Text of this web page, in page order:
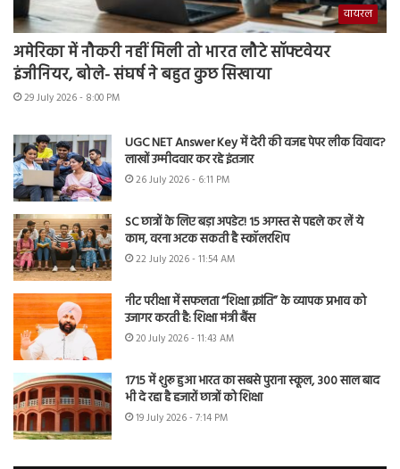
वायरल
अमेरिका में नौकरी नहीं मिली तो भारत लौटे सॉफ्टवेयर
इंजीनियर, बोले- संघर्ष ने बहुत कुछ सिखाया
29 July 2026 - 8:00 PM
UGC NET Answer Key में देरी की वजह पेपर लीक विवाद?
लाखों उम्मीदवार कर रहे इंतजार
26 July 2026 - 6:11 PM
SC छात्रों के लिए बड़ा अपडेट! 15 अगस्त से पहले कर लें ये
काम, वरना अटक सकती है स्कॉलरशिप
22 July 2026 - 11:54 AM
नीट परीक्षा में सफलता “शिक्षा क्रांति” के व्यापक प्रभाव को
उजागर करती है: शिक्षा मंत्री बैंस
20 July 2026 - 11:43 AM
1715 में शुरू हुआ भारत का सबसे पुराना स्कूल, 300 साल बाद
भी दे रहा है हजारों छात्रों को शिक्षा
19 July 2026 - 7:14 PM